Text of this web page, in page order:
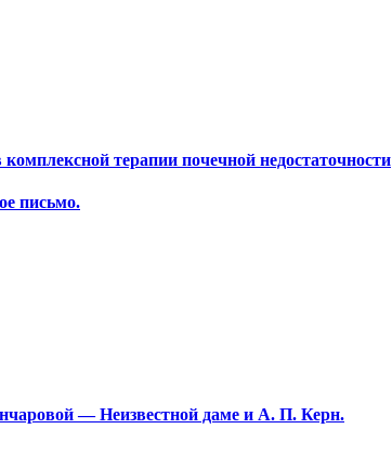
терапии почечной недостаточности
письмо.
— Неизвестной даме и А. П. Керн.